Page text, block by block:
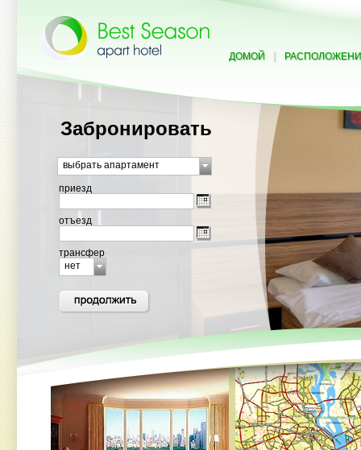
ДОМОЙ |
Забронировать
выбрать апартамент
приезд
отъезд
трансфер
нет